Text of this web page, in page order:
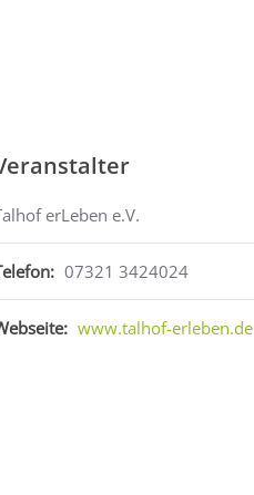
erLeben e.V.
07321 3424024
www.talhof-erleben.de